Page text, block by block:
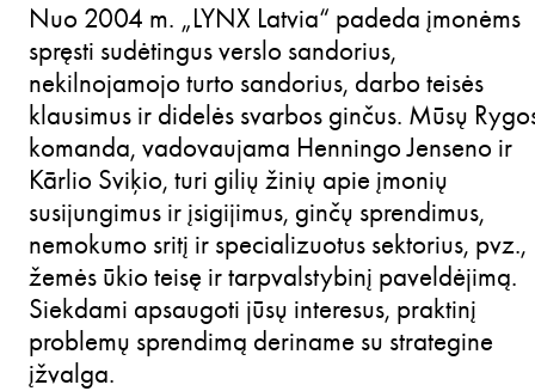
Nuo 2004 m. „LYNX Latvia“ padeda įmonėms
spręsti sudėtingus verslo sandorius,
nekilnojamojo turto sandorius, darbo teisės
klausimus ir didelės svarbos ginčus. Mūsų
komanda, vadovaujama Henningo Jenseno ir
Kārlio Sviķio, turi gilių žinių apie įmonių
susijungimus ir įsigijimus, ginčų sprendimus,
nemokumo sritį ir specializuotus sektorius, pvz.,
žemės ūkio teisę ir tarpvalstybinį paveldėjimą.
Siekdami apsaugoti jūsų interesus, praktinį
problemų sprendimą deriname su strategine
įžvalga.